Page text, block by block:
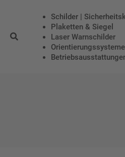
Schilder |
Plaketten & Siegel
Laser Warnschilder
Orientierungssysteme